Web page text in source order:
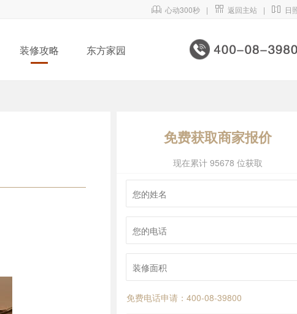
 心动300秒 |  返回主站 |  日
装修攻略 东方家园
免费获取商家报价
现在累计 95678 位获取
免费电话申请：400-08-39800